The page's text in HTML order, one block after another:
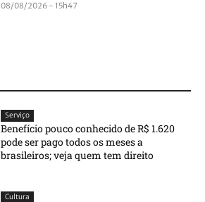
08/08/2026 - 15h47
Serviço
Benefício pouco conhecido de R$ 1.620
pode ser pago todos os meses a
brasileiros; veja quem tem direito
Cultura